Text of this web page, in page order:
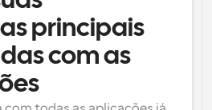
principais
com as